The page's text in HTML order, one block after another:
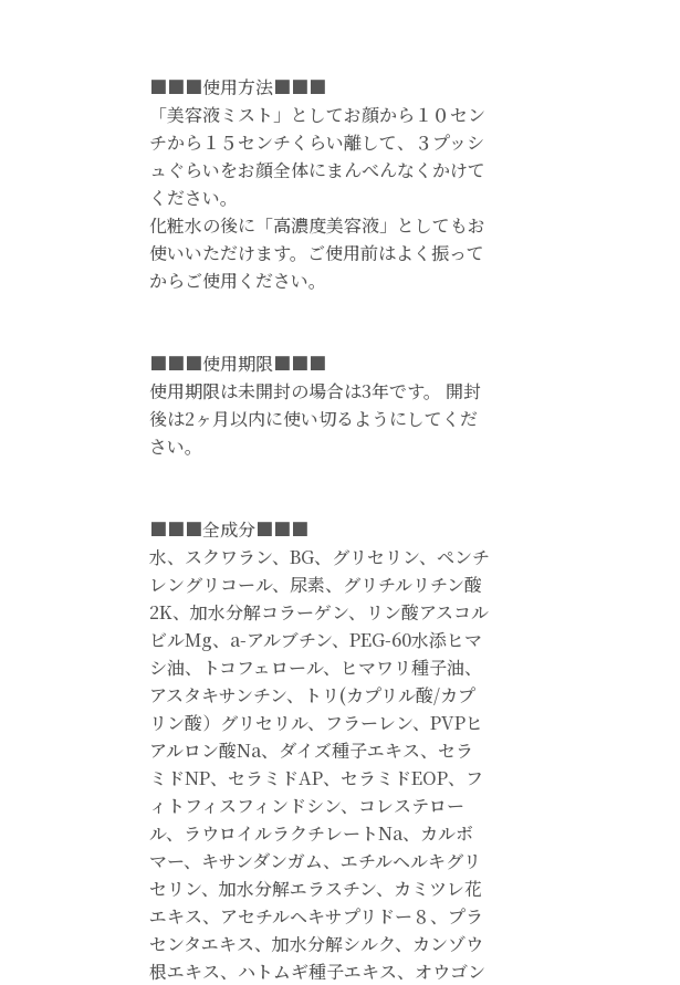
■■■使用方法■■■
「美容液ミスト」としてお顔から１０セン
チから１５センチくらい離して、３プッシ
ュぐらいをお顔全体にまんべんなくかけて
ください。
化粧水の後に「高濃度美容液」としてもお
使いいただけます。ご使用前はよく振って
からご使用ください。
■■■使用期限■■■
使用期限は未開封の場合は3年です。 開封
後は2ヶ月以内に使い切るようにしてくだ
さい。
■■■全成分■■■
水、スクワラン、BG、グリセリン、ペンチ
レングリコール、尿素、グリチルリチン酸
2K、加水分解コラーゲン、リン酸アスコル
ビルMg、a-アルブチン、PEG-60水添ヒマ
シ油、トコフェロール、ヒマワリ種子油、
アスタキサンチン、トリ(カプリル酸/カプ
リン酸）グリセリル、フラーレン、PVPヒ
アルロン酸Na、ダイズ種子エキス、セラ
ミドNP、セラミドAP、セラミドEOP、フ
ィトフィスフィンドシン、コレステロー
ル、ラウロイルラクチレートNa、カルボ
マー、キサンダンガム、エチルヘルキグリ
セリン、加水分解エラスチン、カミツレ花
エキス、アセチルヘキサプリドー８、プラ
センタエキス、加水分解シルク、カンゾウ
根エキス、ハトムギ種子エキス、オウゴン